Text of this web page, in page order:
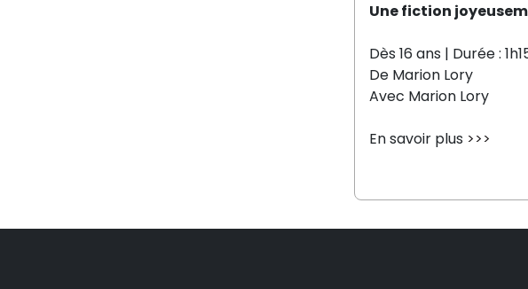
Une fiction
Dès 16 ans | Durée :
De Marion Lory
Avec Marion Lory
En savoir plus >>>